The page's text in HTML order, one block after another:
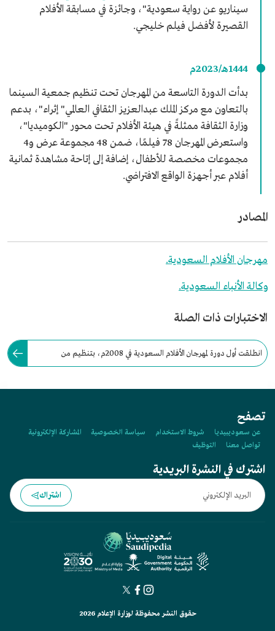
سيناريو عن رواية سعودية"، وجائزة في مسابقة الأفلام
القصيرة لأفضل فيلم خليجي.
1444هـ/2023م
بدأت الدورة التاسعة من المهرجان تحت تنظيم جمعية السينما
بالتعاون مع مركز الملك عبدالعزيز الثقافي العالمي" إثراء"، بدعم
وزارة الثقافة ممثلةً في هيئة الأفلام تحت محور "الكوميديا"،
واستعرض المهرجان 78 فيلمًا، ضمن 48 مجموعة عرض و4
مجموعات مخصصة للأطفال، إضافة إلى إتاحة مشاهدة ثمانية
أفلام عبر أجهزة الواقع الافتراضي.
المصادر
مهرجان الأفلام السعودية.
وكالة الأنباء السعودية.
الاختبارات ذات الصلة
انطلقت أول دورة لمهرجان الأفلام السعودية في 2008م، بتنظيم من
تصفح
عن سعوديبيديا شروط الاستخدام سياسة الخصوصية
المشاركة الإلكترونية
تواصل معنا
التوظيف
اشترك في النشرة البريدية
اشتراك
حقوق النشر محفوظة لوزارة الإعلام 2026